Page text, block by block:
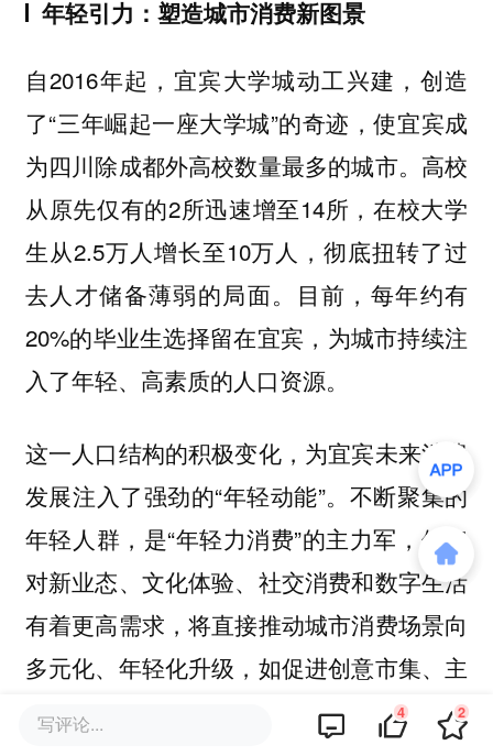
年轻引力：塑造城市消费新图景
自2016年起，宜宾大学城动工兴建，创造
了“三年崛起一座大学城”的奇迹，使宜宾成
为四川除成都外高校数量最多的城市。高校
从原先仅有的2所迅速增至14所，在校大学
生从2.5万人增长至10万人，彻底扭转了过
去人才储备薄弱的局面。目前，每年约有
20%的毕业生选择留在宜宾，为城市持续注
入了年轻、高素质的人口资源。
这一人口结构的积极变化，为宜宾未来消费
发展注入了强劲的“年轻动能”。不断聚集的
年轻人群，是“年轻力消费”的主力军，他们
对新业态、文化体验、社交消费和数字生活
有着更高需求，将直接推动城市消费场景向
多元化、年轻化升级，如促进创意市集、主
题餐饮、夜间经济、沉浸式娱乐等新消费场
写评论... 4 2